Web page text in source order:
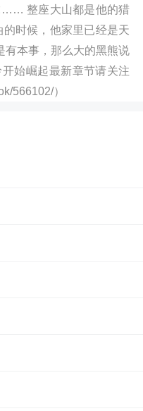
…… 整座大山都是他的猎
时候，他家里已经是天
有本事，那么大的黑熊说
始崛起最新章节请关注
566102/）